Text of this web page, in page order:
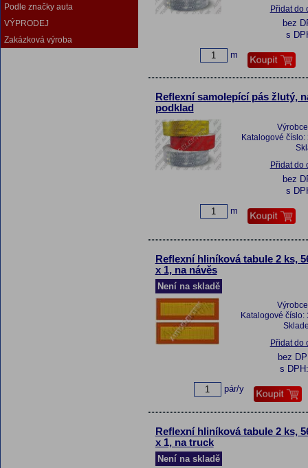
Podle značky auta
VÝPRODEJ
Zakázková výroba
Přidat do
bez
s
m
Reflexní samolepící pás žlutý,
podklad
Katalogové číslo:
Přidat do
bez
s
m
Reflexní hliníková tabule 2 ks,
x 1, na návěs
Není na skladě
Katalogové číslo:
Přidat do
bez
s
pár/y
Reflexní hliníková tabule 2 ks,
x 1, na truck
Není na skladě